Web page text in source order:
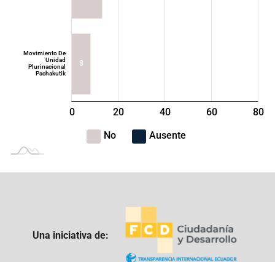
8
Movimiento De
Unidad
Plurinacional
Pachakutik
L
-40
-20
0 20 40 60 80
100
No
Ausente
Una iniciativa de: